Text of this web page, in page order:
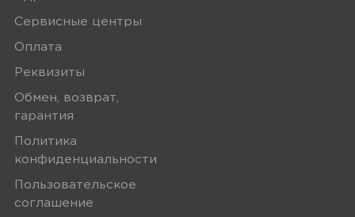
Сервисные центры
Оплата
Реквизиты
Обмен, возврат,
гарантия
Политика
конфиденциальности
Пользовательское
соглашение